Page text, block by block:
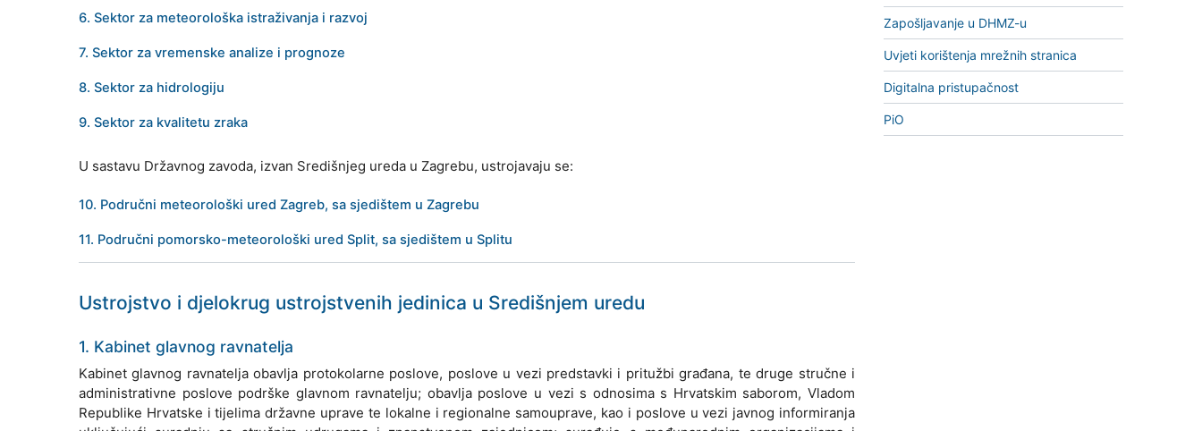
6. Sektor za meteorološka istraživanja i razvoj
7. Sektor za vremenske analize i prognoze
8. Sektor za hidrologiju
9. Sektor za kvalitetu zraka
U sastavu Državnog zavoda, izvan Središnjeg ureda u Zagrebu, ustrojavaju se:
10. Područni meteorološki ured Zagreb, sa sjedištem u Zagrebu
11. Područni pomorsko-meteorološki ured Split, sa sjedištem u Splitu
Ustrojstvo i djelokrug ustrojstvenih jedinica u Središnjem uredu
1. Kabinet glavnog ravnatelja
Kabinet glavnog ravnatelja obavlja protokolarne poslove, poslove u vezi predstavki i pritužbi građana, te druge stručne i
administrativne poslove podrške glavnom ravnatelju; obavlja poslove u vezi s odnosima s Hrvatskim saborom, Vladom
Republike Hrvatske i tijelima državne uprave te lokalne i regionalne samouprave, kao i poslove u vezi javnog informiranja
Zapošljavanje u DHMZ-u
Uvjeti korištenja mrežnih stranica
Digitalna pristupačnost
PiO